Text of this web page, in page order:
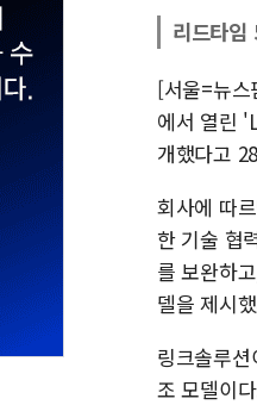
리드타
[서울=뉴스
에서 열린
개했다고
회사에 따
한 기술 협
를 보완하
델을 제시
링크솔루
조 모델이